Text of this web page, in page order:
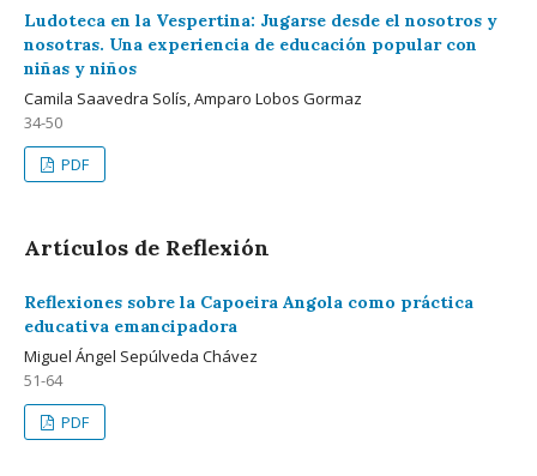
Ludoteca en la Vespertina: Jugarse desde el nosotros y
nosotras. Una experiencia de educación popular con
niñas y niños
Camila Saavedra Solís, Amparo Lobos Gormaz
34-50
PDF
Artículos de Reflexión
Reflexiones sobre la Capoeira Angola como práctica
educativa emancipadora
Miguel Ángel Sepúlveda Chávez
51-64
PDF